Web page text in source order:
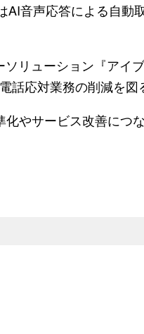
AI音声応答による自動
リューション『アイ
応対業務の削減を図
やサービス改善につな